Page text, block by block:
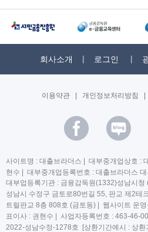
회사소개 로그인
이용약관 개인정보처리방침
사이트명 : 대출브라더스 | 대부중개업상호 :
현수 | 대부중개업등록번호 : 대출브라더스
대부업등록기관 : 금융감독원(1332)성남시
성남시 수정구 금토로80번길 55, 판교 제2테
트럴판교 8층 808호 (금토동) | 웹사이트 운
표이사 : 권현수 | 사업자등록번호 : 463-46-
2022-성남수정-1278호 [상환기간예시 : 상환